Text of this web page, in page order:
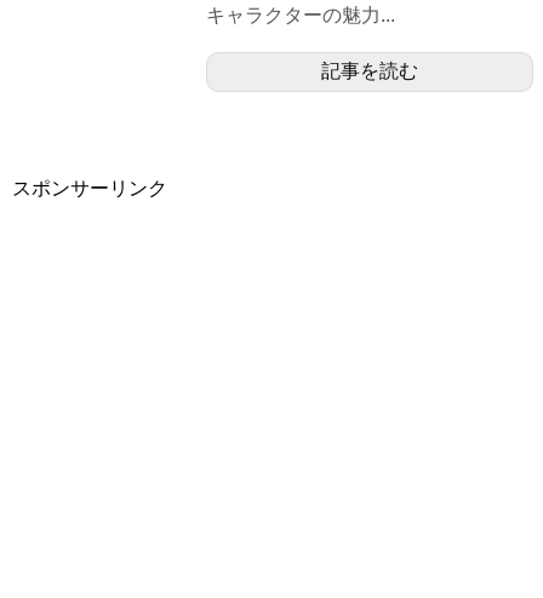
キャラクターの魅力...
記事を読む
スポンサーリンク